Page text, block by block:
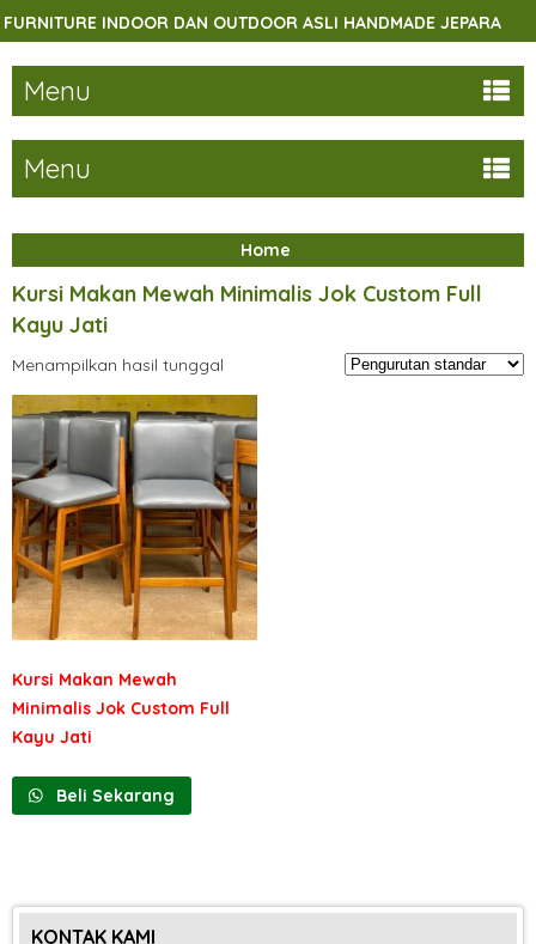
INDOOR DAN OUTDOOR ASLI HANDMADE JEPARA
Menu
Menu
Home
Kursi Makan Mewah Minimalis Jok Custom Full
Kayu Jati
Menampilkan hasil tunggal
Kursi Makan Mewah
Minimalis Jok Custom Full
Kayu Jati
Beli Sekarang
KONTAK KAMI